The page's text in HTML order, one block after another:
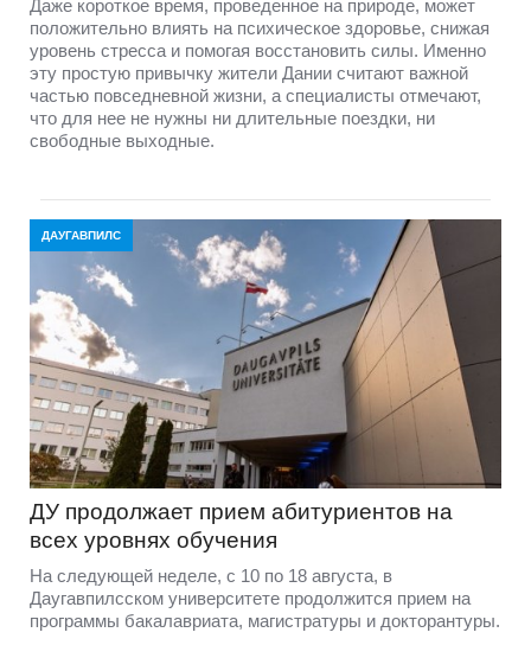
Даже короткое время, проведенное на природе, может
положительно влиять на психическое здоровье, снижая
уровень стресса и помогая восстановить силы. Именно
эту простую привычку жители Дании считают важной
частью повседневной жизни, а специалисты отмечают,
что для нее не нужны ни длительные поездки, ни
свободные выходные.
ДАУГАВПИЛС
ДУ продолжает прием абитуриентов на
всех уровнях обучения
На следующей неделе, с 10 по 18 августа, в
Даугавпилсском университете продолжится прием на
программы бакалавриата, магистратуры и докторантуры.